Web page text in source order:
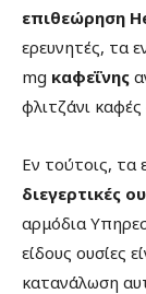
επιθεώρηση
ερευνητές, τα
mg καφεΐνης
φλιτζάνι
Εν τούτοις, τα
διεγερτικές
αρμόδια
είδους ουσίες
κατανάλωση